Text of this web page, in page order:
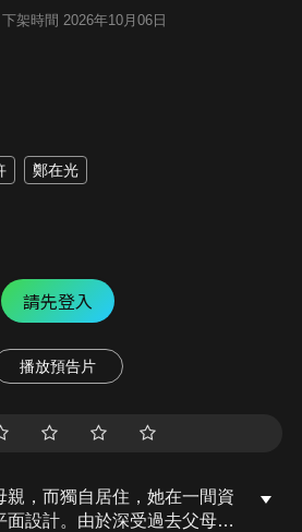
下架時間 2026年10月06日
鄭在光
請先登入
播放預告片
親，而獨自居住，她在一間資
設計。由於深受過去父母與